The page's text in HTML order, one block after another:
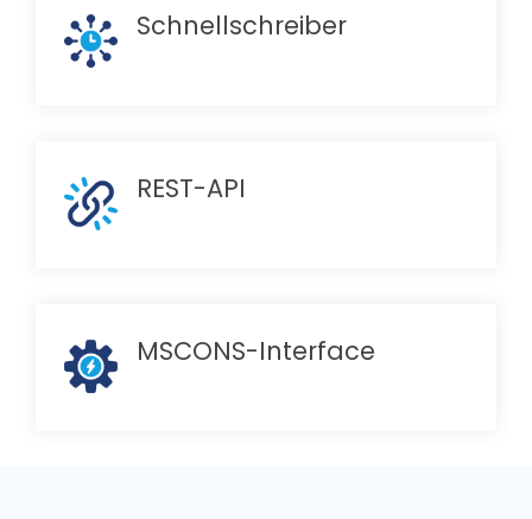
Schnellschreiber
REST-API
MSCONS-Interface